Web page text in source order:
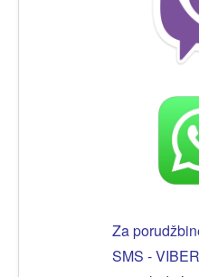
Za
SMS -